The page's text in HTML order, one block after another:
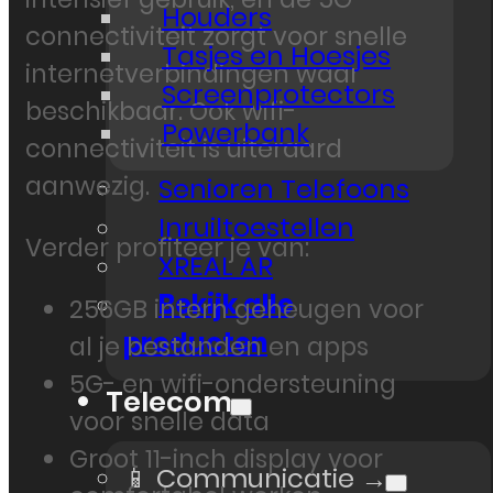
Houders
Tasjes en Hoesjes
Screenprotectors
Powerbank
Senioren Telefoons
Inruiltoestellen
XREAL AR
Bekijk alle
producten
Telecom
📱 Communicatie →
connectiviteit zorgt voor snelle
internetverbindingen waar
beschikbaar. Ook wifi-
connectiviteit is uiteraard
aanwezig.
Verder profiteer je van:
256GB intern geheugen voor
al je bestanden en apps
5G- en wifi-ondersteuning
voor snelle data
Groot 11-inch display voor